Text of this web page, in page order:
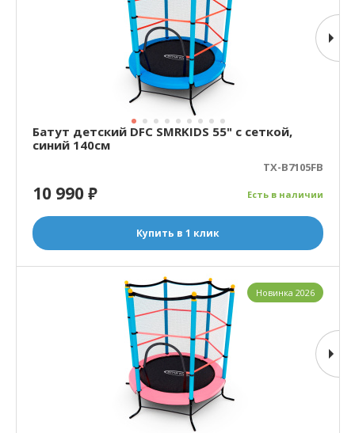
Батут детский DFC SMRKIDS 55" с сеткой,
синий 140см
TX-B7105FB
Есть в наличии
10 990₽
Купить в 1 клик
Новинка 2026